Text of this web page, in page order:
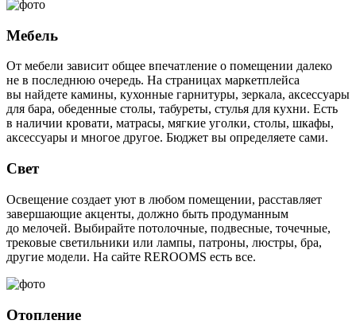
Мебель
От мебели зависит общее впечатление о помещении далеко
не в последнюю очередь. На страницах маркетплейса
вы найдете камины, кухонные гарнитуры, зеркала, аксессуары
для бара, обеденные столы, табуреты, стулья для кухни. Есть
в наличии кровати, матрасы, мягкие уголки, столы, шкафы,
аксессуары и многое другое. Бюджет вы определяете сами.
Свет
Освещение создает уют в любом помещении, расставляет
завершающие акценты, должно быть продуманным
до мелочей. Выбирайте потолочные, подвесные, точечные,
трековые светильники или лампы, патроны, люстры, бра,
другие модели. На сайте REROOMS есть все.
Отопление